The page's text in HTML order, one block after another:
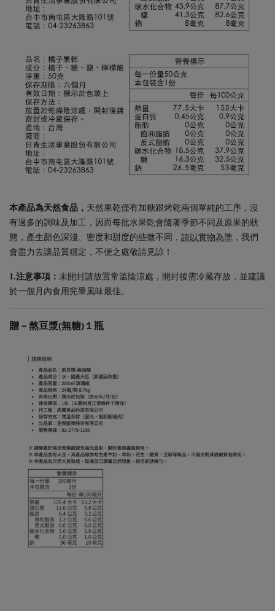
本產品為天然食品， 天然果乾僅有加糖跟烤乾兩個單純的工序，沒
有過多的調味及加工，因而每批水果乾會隨著季節不同及原果的狀
態，產生顏色深淺、密度和甜度的些微不同， 請以實物為準 ，我們
會盡力去讓品質穩定，不便之處敬請見諒！
1.注意事項： 未開封請放置常溫陰涼處，開封後需冷藏存放，並建議
於一個月內食用完畢風味最佳。
贈－熬豆漿(無糖)１瓶